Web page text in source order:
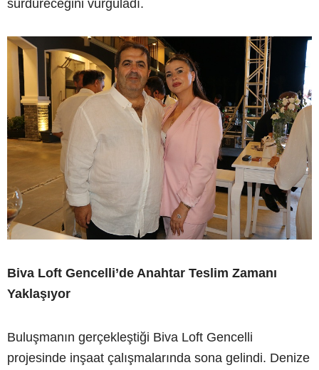
sürdüreceğini vurguladı.
Biva Loft Gencelli’de Anahtar Teslim Zamanı
Yaklaşıyor
Buluşmanın gerçekleştiği Biva Loft Gencelli
projesinde inşaat çalışmalarında sona gelindi. Denize